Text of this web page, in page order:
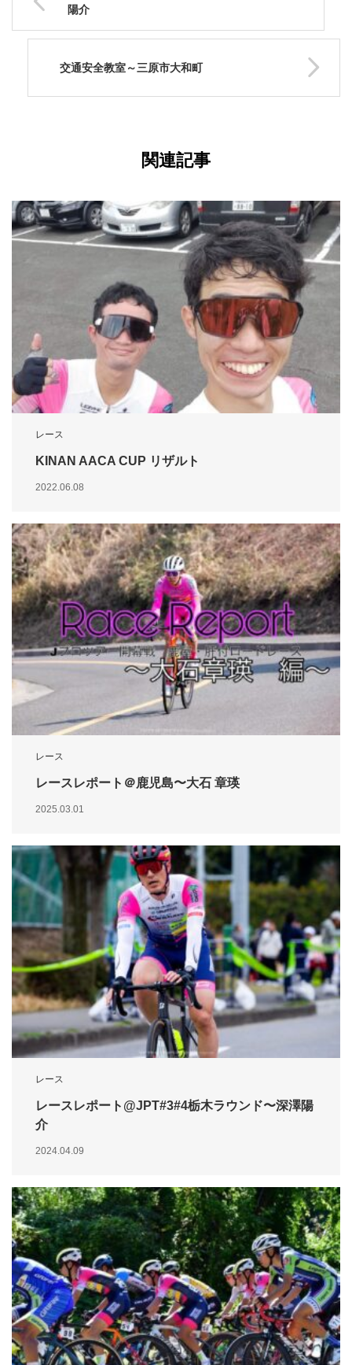
陽介
交通安全教室～三原市大和町
関連記事
レース
KINAN AACA CUP リザルト
2022.06.08
レース
レースレポート＠鹿児島〜大石 章瑛
2025.03.01
レース
レースレポート@JPT#3#4栃木ラウンド〜深澤陽
介
2024.04.09